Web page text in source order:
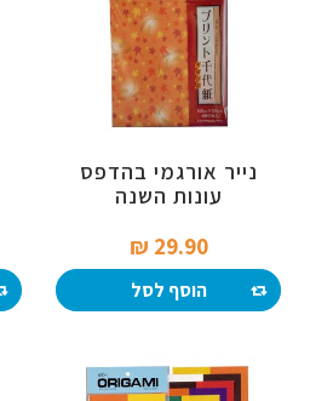
נייר אורגמי בהדפס
עונות השנה
29.90 ₪‎
הוסף לסל